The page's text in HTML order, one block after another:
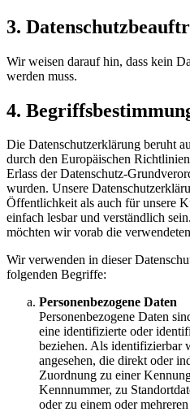
3.
Wir weisen darauf hin, dass kein
werden muss.
4.
Die Datenschutzerklärung beruht
durch den Europäischen
Erlass der Datenschutz-
wurden. Unsere
Öffentlichkeit als auch für unsere
einfach lesbar und verständlich
möchten wir vorab die
Wir verwenden in dieser
folgenden Begriffe:
Personenbezogene Daten
Personenbezogene Daten
eine identifizierte oder
beziehen. Als identifizierbar
angesehen, die direkt oder
Zuordnung zu einer
Kennnummer, zu
oder zu einem oder